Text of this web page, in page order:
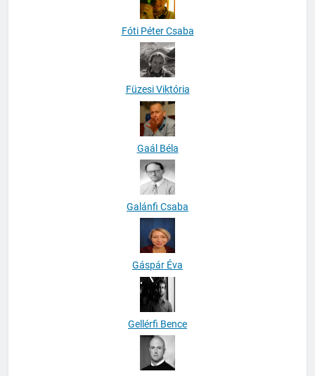
Fóti Péter Csaba
Füzesi Viktória
Gaál Béla
Galánfi Csaba
Gáspár Éva
Gellérfi Bence